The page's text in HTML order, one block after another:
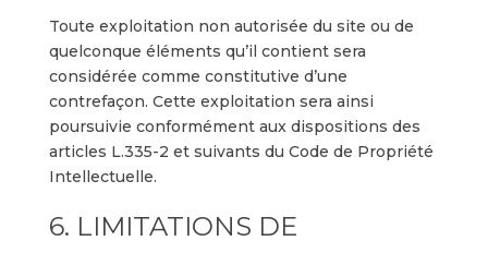
Toute exploitation non autorisée du site ou de
quelconque éléments qu’il contient sera
considérée comme constitutive d’une
contrefaçon. Cette exploitation sera ainsi
poursuivie conformément aux dispositions des
articles L.335-2 et suivants du Code de Propriété
Intellectuelle.
6. LIMITATIONS DE